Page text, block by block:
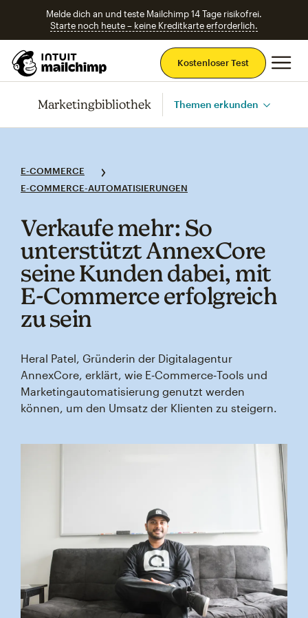
Melde dich an und teste Mailchimp 14 Tage risikofrei.
Starte noch heute – keine Kreditkarte erforderlich.
Kostenloser Test
Marketingbibliothek Themen erkunden
E-COMMERCE
E-COMMERCE-AUTOMATISIERUNGEN
Verkaufe mehr: So
unterstützt AnnexCore
seine Kunden dabei, mit
E‑Commerce erfolgreich
zu sein
Heral Patel, Gründerin der Digitalagentur
AnnexCore, erklärt, wie E‑Commerce‑Tools und
Marketingautomatisierung genutzt werden
können, um den Umsatz der Klienten zu steigern.